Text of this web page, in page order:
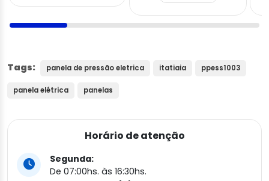
Tags: panela de pressão eletrica itatiaia ppess1003
panela elétrica panelas
Horário de atenção
Segunda:
De 07:00hs. às 16:30hs.